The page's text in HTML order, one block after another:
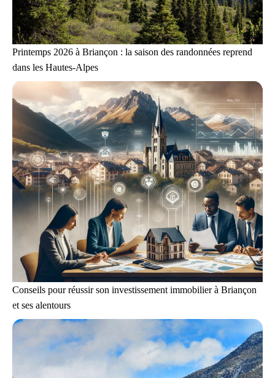
Printemps 2026 à Briançon : la saison des randonnées reprend
dans les Hautes-Alpes
Conseils pour réussir son investissement immobilier à Briançon
et ses alentours